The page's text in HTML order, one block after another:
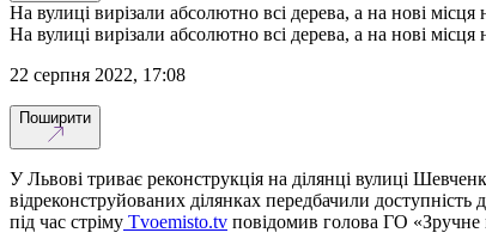
На вулиці вирізали абсолютно всі дерева, а на нові місця
На вулиці вирізали абсолютно всі дерева, а на нові місця
22 серпня 2022, 17:08
Поширити
У Львові триває реконструкція на ділянці вулиці
відреконструйованих ділянках передбачили
під час стріму Tvoemisto.tv повідомив голова ГО